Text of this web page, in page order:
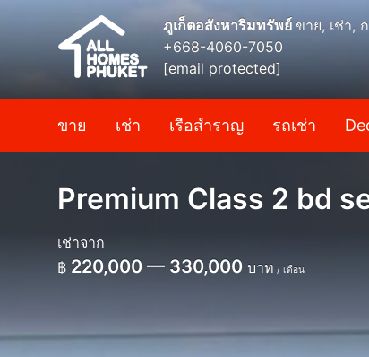
ภูเก็ตอสังหาริมทรัพย์ ขาย, เช่า,
+668-4060-7050
[email protected]
ขาย เช่า เรือสำราญ รถเช่า
Premium Class 2 bd
เช่าจาก
฿ 220,000 — 330,000 บาท / เดือน